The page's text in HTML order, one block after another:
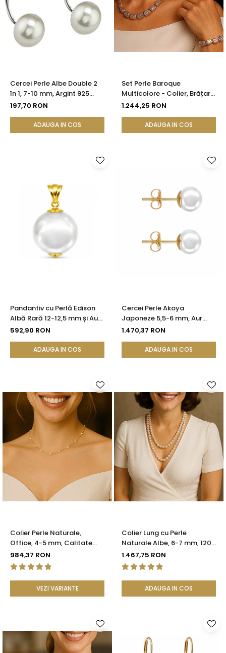
Cercei Perle Albe Double 2
în 1, 7-10 mm, Argint 925
Placat cu Platină |
197,70 RON
ADAUGA IN COS
Set Perle Baroque
Multicolore - Colier, Brățară
și Cercei, Argint 925 |
1.244,25 RON
ADAUGA IN COS
Pandantiv cu Perlă Edison
Albă Rară 12-12,5 mm și Aur
Galben 14K (aur 585) |
592,90 RON
ADAUGA IN COS
Cercei Perle Akoya
Japoneze 5,5-6 mm, Aur
Galben 14K, Tip Șurub -
1.470,37 RON
ADAUGA IN COS
Colier Perle Naturale,
Office, 4-5 mm, Calitate
AAA, Aur 14K | KASKADDA®
984,37 RON
VEZI VARIANTE
Colier Lung cu Perle
Naturale Albe, 6-7 mm, 120
cm, Închizătoare Argint 925
| KASKADDA®
1.467,75 RON
ADAUGA IN COS